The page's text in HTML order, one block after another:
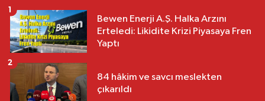
Bewen Enerji A.Ş. Halka Arzını
Erteledi: Likidite Krizi Piyasaya Fren
Yaptı
1
84 hâkim ve savcı meslekten
çıkarıldı
2